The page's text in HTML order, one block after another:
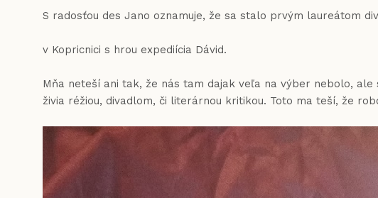
S radosťou des Jano oznamuje, že sa stalo prvým laureátom
v Kopricnici s hrou expediícia Dávid.
Mňa neteší ani tak, že nás tam dajak veľa na výber nebolo,
živia réžiou, divadlom, či literárnou kritikou. Toto ma teší, že